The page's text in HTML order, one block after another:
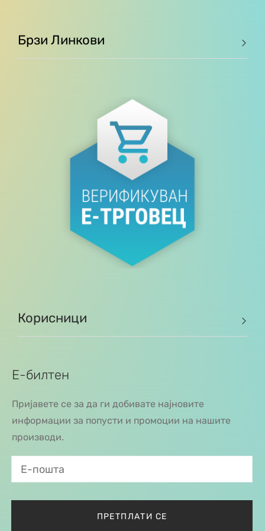
Брзи Линкови
Корисници
Е-билтен
Пријавете се за да ги добивате најновите
информации за попусти и промоции на нашите
производи.